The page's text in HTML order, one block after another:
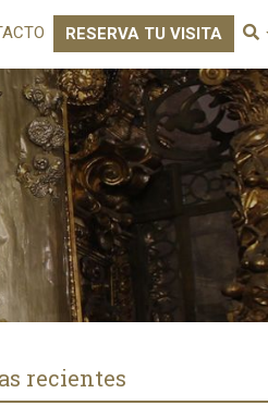
RESERVA TU VISITA
recientes